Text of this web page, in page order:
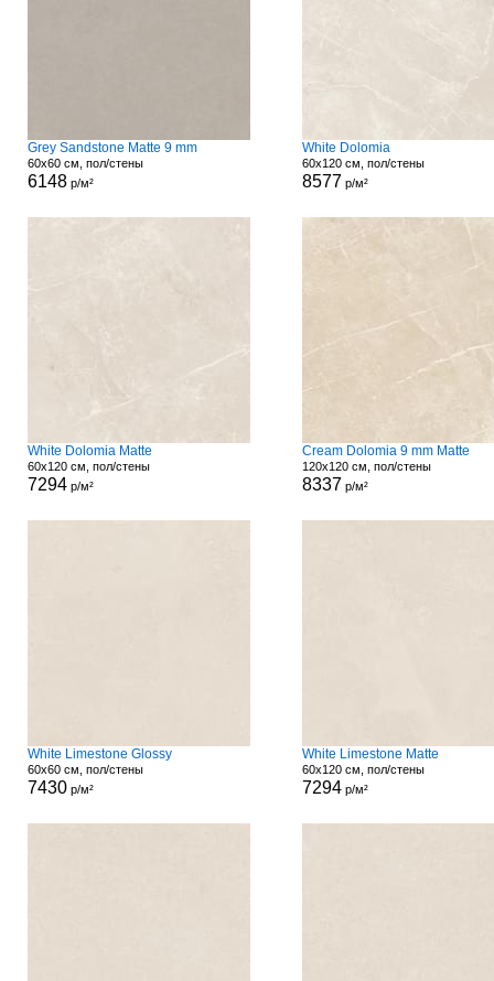
Grey Sandstone Matte 9 mm
60x60 см, пол/стены
6148 р/м²
White Dolomia
60x120 см, пол/стены
8577 р/м²
White Dolomia Matte
60x120 см, пол/стены
7294 р/м²
Cream Dolomia 9 mm Matte
120x120 см, пол/стены
8337 р/м²
White Limestone Glossy
60x60 см, пол/стены
7430 р/м²
White Limestone Matte
60x120 см, пол/стены
7294 р/м²